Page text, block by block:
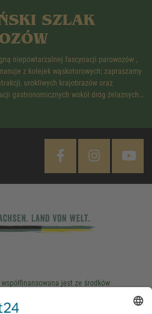
SZLAK
niepowtarzalnej fascynacji parowozów ,
z kolejek wąskotorowych; zapraszamy
urokliwych krajobrazów oraz
gastronomicznych wokół dróg żelaznych…
jest ze środków
Landtagu Saksońskiego budżetu.